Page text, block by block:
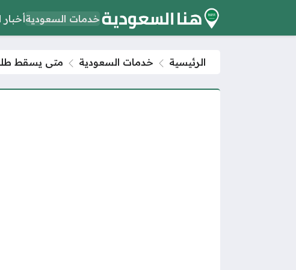
خدمات السعودية
الرئيسية خدمات السعودية متى يسقط طلب نقل